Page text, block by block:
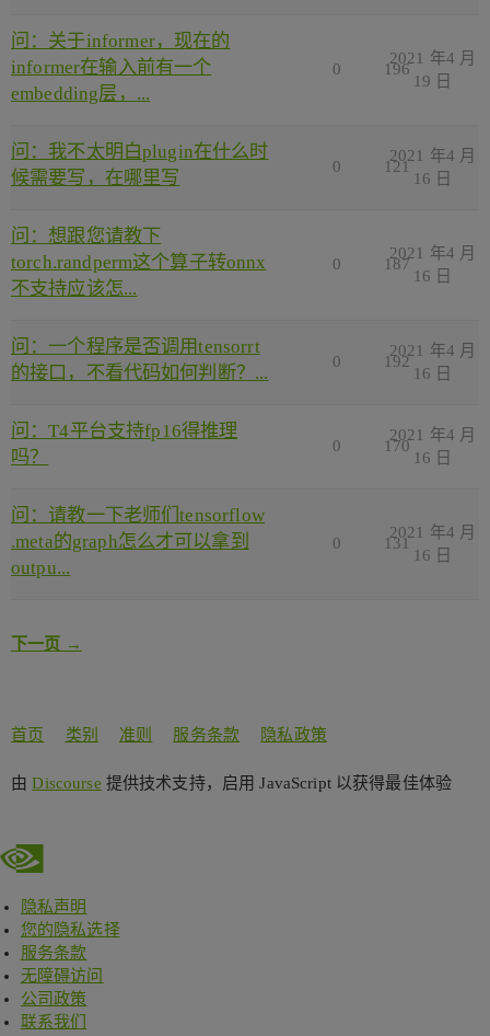
问：关于informer，现在的
informer在输入前有一个
embedding层，...
0 196
2021 年4 月
19 日
问：我不太明白plugin在什么时
候需要写，在哪里写
0 121
2021 年4 月
16 日
问：想跟您请教下
torch.randperm这个算子转onnx
不支持应该怎...
0 187
2021 年4 月
16 日
问：一个程序是否调用tensorrt
的接口，不看代码如何判断？...
0 192
2021 年4 月
16 日
问：T4平台支持fp16得推理
吗？
0 170
2021 年4 月
16 日
问：请教一下老师们tensorflow
.meta的graph怎么才可以拿到
outpu...
0 131
2021 年4 月
16 日
下一页 →
首页 类别 准则 服务条款 隐私政策
由Discourse 提供技术支持，启用 JavaScript 以获得最佳体验
隐私声明
您的隐私选择
服务条款
无障碍访问
公司政策
联系我们